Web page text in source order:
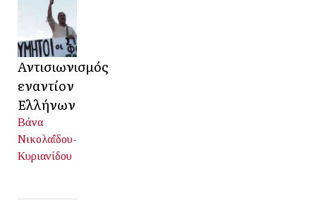
Αντισιωνισμός
εναντίον
Ελλήνων
Βάνα
Νικολαΐδου-
Κυριανίδου